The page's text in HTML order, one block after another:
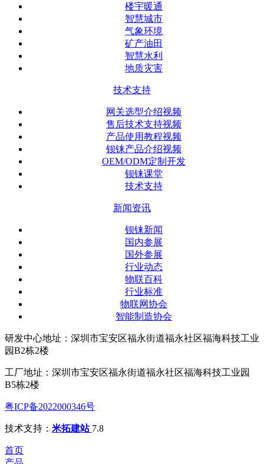
楼宇暖通
智慧城市
气象环境
矿产油田
智慧水利
地质灾害
技术支持
网关选型介绍视频
售后技术支持视频
产品使用教程视频
钡铼产品介绍视频
OEM/ODM定制开发
钡铼课堂
技术支持
新闻资讯
钡铼新闻
国内参展
国外参展
行业动态
物联百科
行业标准
物联网协会
智能制造协会
研发中心地址：深圳市宝安区福永街道福永社区福海科技工业
园B2栋2楼
工厂地址：深圳市宝安区福永街道福永社区福海科技工业园
B5栋2楼
粤ICP备2022000346号
技术支持： 米拓建站 7.8
首页